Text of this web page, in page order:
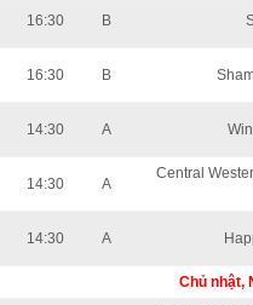
16:30 B
16:30 B
14:30 A
14:30 A
Central
14:30 A
Chủ nhật,